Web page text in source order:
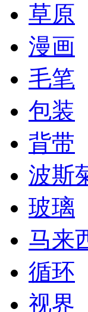
草原
漫画
毛笔
包装
背带
波斯
玻璃
马来
循环
视界